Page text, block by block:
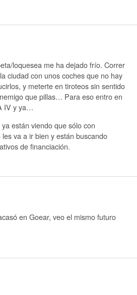
loquesea me ha dejado frío. Correr
ciudad con unos coches que no hay
y meterte en tiroteos sin sentido
que pillas… Para eso entro en
IV y ya…
están viendo que sólo con
va a ir bien y están buscando
de financiación.
en Goear, veo el mismo futuro